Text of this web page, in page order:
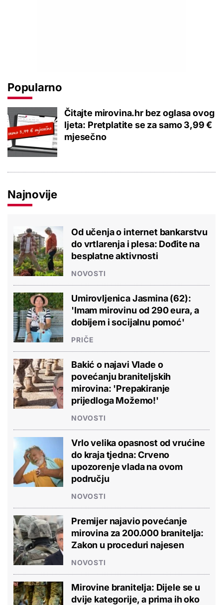
Popularno
Čitajte mirovina.hr bez oglasa ovog
ljeta: Pretplatite se za samo 3,99 €
mjesečno
Najnovije
Od učenja o internet bankarstvu
do vrtlarenja i plesa: Dođite na
besplatne aktivnosti
NOVOSTI
Umirovljenica Jasmina (62):
'Imam mirovinu od 290 eura, a
dobijem i socijalnu pomoć'
PRIČE
Bakić o najavi Vlade o
povećanju braniteljskih
mirovina: 'Prepakiranje
prijedloga Možemo!'
NOVOSTI
Vrlo velika opasnost od vrućine
do kraja tjedna: Crveno
upozorenje vlada na ovom
području
NOVOSTI
Premijer najavio povećanje
mirovina za 200.000 branitelja:
Zakon u proceduri najesen
NOVOSTI
Mirovine branitelja: Dijele se u
dvije kategorije, a prima ih oko